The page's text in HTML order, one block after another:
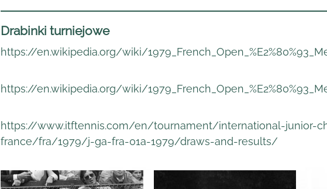
Drabinki turniejowe
https://en.wikipedia.org/wiki/
https://en.wikipedia.org/wiki/
https://www.itftennis.com/en/tournament/international-junior-
france/fra/1979/j-ga-fra-01a-1979/draws-and-results/